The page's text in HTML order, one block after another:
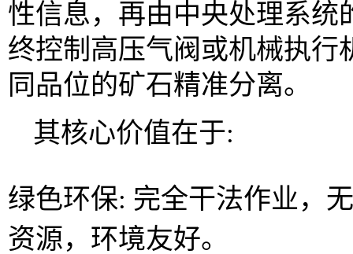
性信息，再由中央处理系统
终控制高压气阀或机械执行
同品位的矿石精准分离。
其核心价值在于:
绿色环保: 完全干法作业，
资源，环境友好。